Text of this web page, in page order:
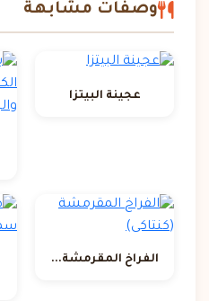
وصفات مشابهة
عجينة البيتزا
الفراخ المقرمشة...